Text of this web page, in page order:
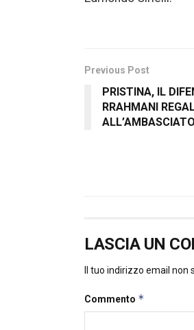
Previous Post
PRISTINA, IL
RRAHMANI
LASCIA UN
Il tuo indirizzo email non
Commento *